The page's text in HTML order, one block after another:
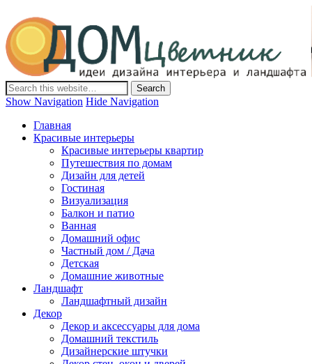
Дом-Цветник
Дизайн интерьера и ландшафта, декор и обустройство дома.
Идеи со всего мира.
Show Navigation Hide Navigation
Главная
Красивые интерьеры
Красивые интерьеры квартир
Путешествия по домам
Дизайн для детей
Гостиная
Визуализация
Балкон и патио
Ванная
Домашний офис
Частный дом / Дача
Детская
Домашние животные
Ландшафт
Ландшафтный дизайн
Декор
Декор и аксессуары для дома
Домашний текстиль
Дизайнерские штучки